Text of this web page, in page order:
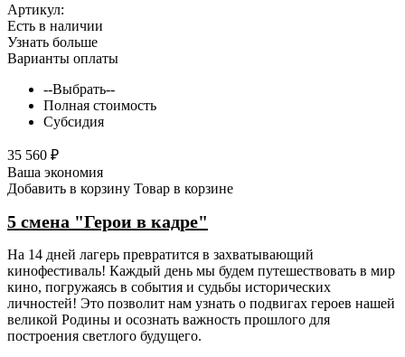
Артикул:
Есть в наличии
Узнать больше
Варианты оплаты
--Выбрать--
Полная стоимость
Субсидия
35 560 ₽
Ваша экономия
Добавить в корзину Товар в корзине
5 смена "Герои в кадре"
На 14 дней лагерь превратится в захватывающий
кинофестиваль! Каждый день мы будем путешествовать в мир
кино, погружаясь в события и судьбы исторических
личностей! Это позволит нам узнать о подвигах героев нашей
великой Родины и осознать важность прошлого для
построения светлого будущего.